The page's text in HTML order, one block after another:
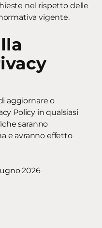
nel rispetto delle
vigente.
aggiornare o
Policy in qualsiasi
saranno
e avranno effetto
2026